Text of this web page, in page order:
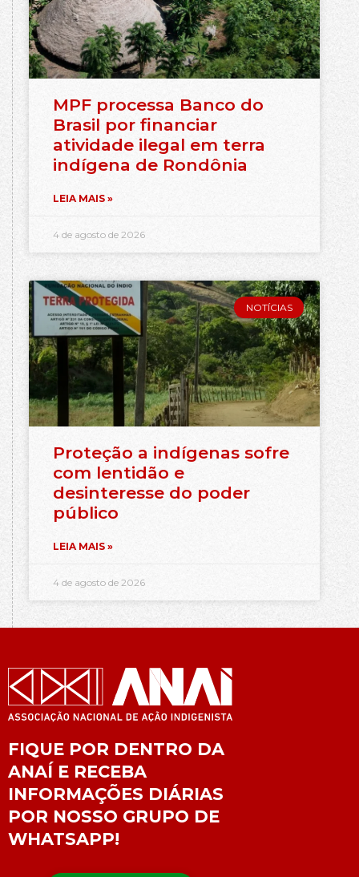
MPF processa Banco do
Brasil por financiar
atividade ilegal em terra
indígena de Rondônia
LEIA MAIS »
4 de agosto de 2026
NOTÍCIAS
Proteção a indígenas sofre
com lentidão e
desinteresse do poder
público
LEIA MAIS »
4 de agosto de 2026
FIQUE POR DENTRO DA
ANAÍ E RECEBA
INFORMAÇÕES DIÁRIAS
POR NOSSO GRUPO DE
WHATSAPP!